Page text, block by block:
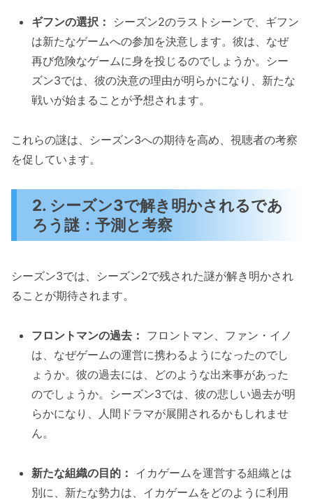
ギフンの選択：
シーズン2のラストシーンで、ギフン
は新たなゲームへの参加を決意します。彼は、なぜ
再び危険なゲームに身を投じるのでしょうか。シー
ズン3では、彼の決意の理由が明らかになり、新たな
戦いが始まることが予想されます。
これらの謎は、シーズン3への期待を高め、視聴者の考察
を促しています。
2. シーズン3で解き明かされるであ
ろう謎：予測と考察
シーズン3では、シーズン2で残された謎が解き明かされ
ることが期待されます。
フロントマンの過去： フロントマン、ファン・イノ
は、なぜゲームの運営に携わるようになったのでし
ょうか。彼の過去には、どのような出来事があった
のでしょうか。シーズン3では、彼の悲しい過去が明
らかになり、人間ドラマが展開されるかもしれませ
ん。
新たな組織の目的： イカゲームを運営する組織とは
別に、新たな勢力は、イカゲームをどのように利用